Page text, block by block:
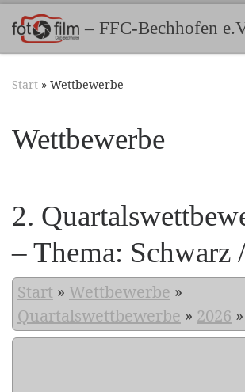
Zum Inhalt springen– FFC-Bechhofen
Start » Wettbewerbe
Wettbewerbe
2.
– Thema: Schwarz
Start » Wettbewerbe »
Quartalswettbewerbe » 2026 »